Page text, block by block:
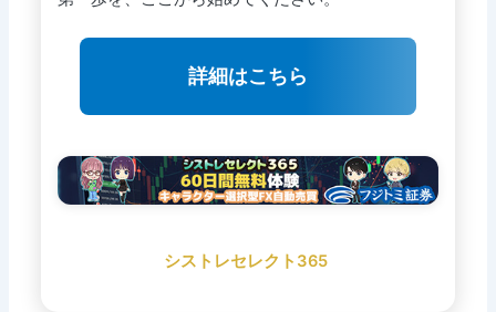
詳細はこちら
シストレセレクト365